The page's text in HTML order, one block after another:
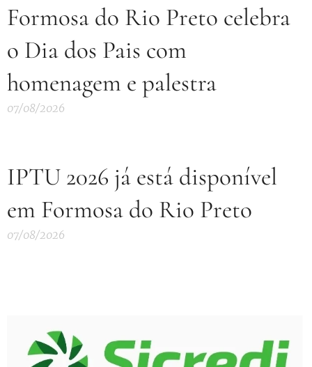
Formosa do Rio Preto celebra
o Dia dos Pais com
homenagem e palestra
07/08/2026
IPTU 2026 já está disponível
em Formosa do Rio Preto
07/08/2026